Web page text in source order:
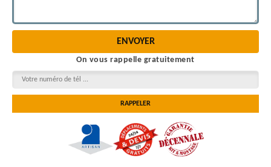
On vous rappelle gratuitement